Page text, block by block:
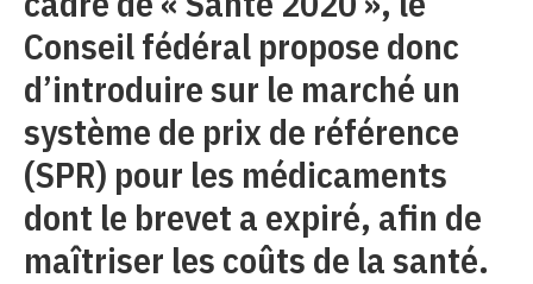
Conseil fédéral propose donc
d’introduire sur le marché un
système de prix de référence
(SPR) pour les médicaments
dont le brevet a expiré, afin de
maîtriser les coûts de la santé.